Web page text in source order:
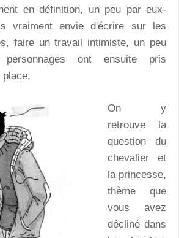
en définition, un peu par eux-
vraiment envie d'écrire sur les
faire un travail intimiste, un peu
personnages ont ensuite pris
place.
On y
retrouve la
question du
chevalier et
la princesse,
thème que
vous avez
décliné dans